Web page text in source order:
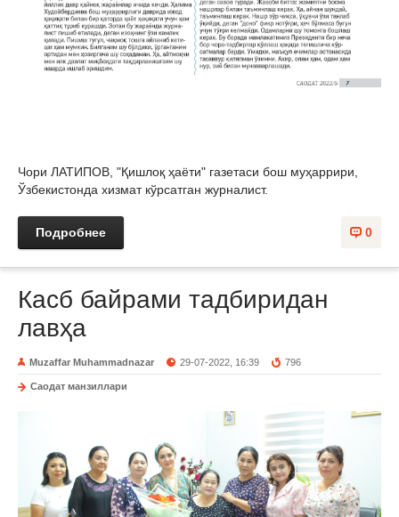
Чори ЛАТИПОВ, "Қишлоқ ҳаёти" газетаси бош муҳаррири,
Ўзбекистонда хизмат кўрсатган журналист.
0
Подробнее
Касб байрами тадбиридан
лавҳа
Muzaffar Muhammadnazar 29-07-2022, 16:39 796
Саодат манзиллари